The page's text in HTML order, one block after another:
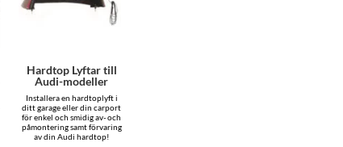
Hardtop Lyftar till
Audi-modeller
Installera en hardtoplyft i
ditt garage eller din carport
för enkel och smidig av- och
påmontering samt förvaring
av din Audi hardtop!